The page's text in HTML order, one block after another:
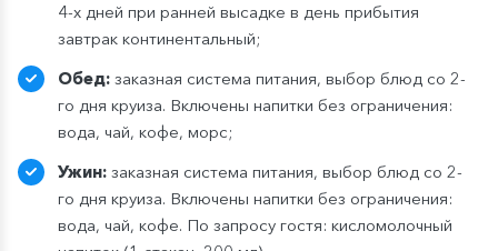
4-х дней при ранней высадке в день прибытия
завтрак континентальный;
Обед: заказная система питания, выбор блюд со 2-
го дня круиза. Включены напитки без ограничения:
вода, чай, кофе, морс;
Ужин: заказная система питания, выбор блюд со 2-
го дня круиза. Включены напитки без ограничения:
вода, чай, кофе. По запросу гостя: кисломолочный